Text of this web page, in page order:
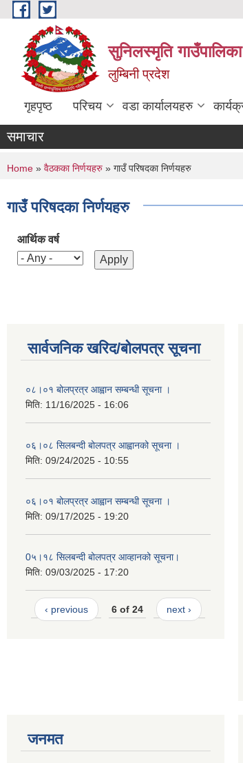
Skip to main content
सुनिलस्मृति गाउँपालिका
लुम्बिनी प्रदेश
गृहपृष्ठ परिचय वडा कार्यालयहरु
समाचार
You are here
Home » वैठकका निर्णयहरु » गाउँ परिषदका निर्णयहरु
गाउँ परिषदका निर्णयहरु
आर्थिक वर्ष
सार्वजनिक खरिद/बोलपत्र सूचना
०८।०१ बोलप्रत्र आह्वान सम्बन्धी सूचना ।
मिति: 11/16/2025 - 16:06
०६।०८ सिलबन्दी बोलपत्र आह्वानको सूचना ।
मिति: 09/24/2025 - 10:55
०६।०१ बोलप्रत्र आह्वान सम्बन्धी सूचना ।
मिति: 09/17/2025 - 19:20
0५।१८ सिलबन्दी बोलपत्र आव्हानको सूचना।
मिति: 09/03/2025 - 17:20
‹ previous 6 of 24 next ›
जनमत